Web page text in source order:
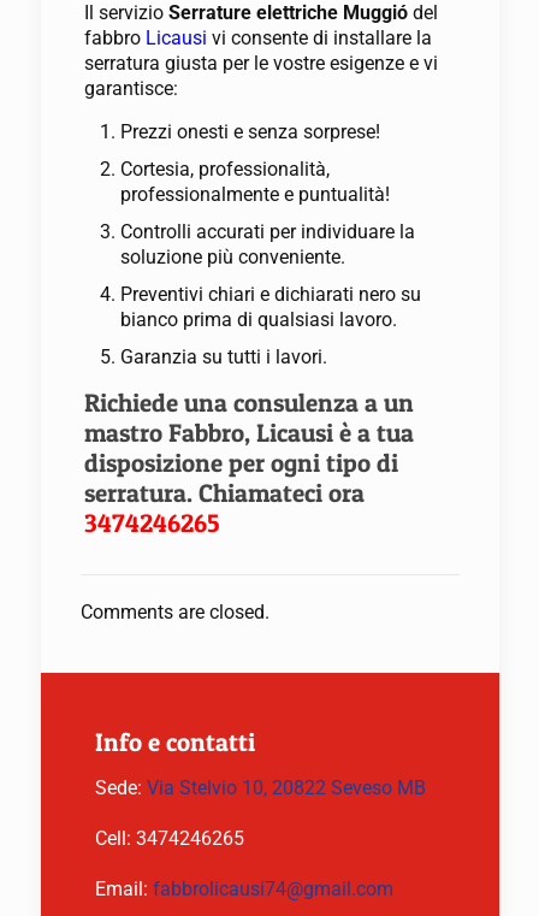
Il servizio Serrature elettriche Muggió del
fabbro Licausi vi consente di installare la
serratura giusta per le vostre esigenze e vi
garantisce:
Prezzi onesti e senza sorprese!
Cortesia, professionalità,
professionalmente e puntualità!
Controlli accurati per individuare la
soluzione più conveniente.
Preventivi chiari e dichiarati nero su
bianco prima di qualsiasi lavoro.
Garanzia su tutti i lavori.
Richiede una consulenza a un
mastro Fabbro, Licausi è a tua
disposizione per ogni tipo di
serratura. Chiamateci ora
3474246265
Comments are closed.
Info e contatti
Sede: Via Stelvio 10, 20822 Seveso MB
Cell: 3474246265
Email: fabbrolicausi74@gmail.com